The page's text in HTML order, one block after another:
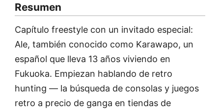
Resumen
Capítulo freestyle con un invitado especial:
Ale, también conocido como Karawapo, un
español que lleva 13 años viviendo en
Fukuoka. Empiezan hablando de retro
hunting — la búsqueda de consolas y juegos
retro a precio de ganga en tiendas de